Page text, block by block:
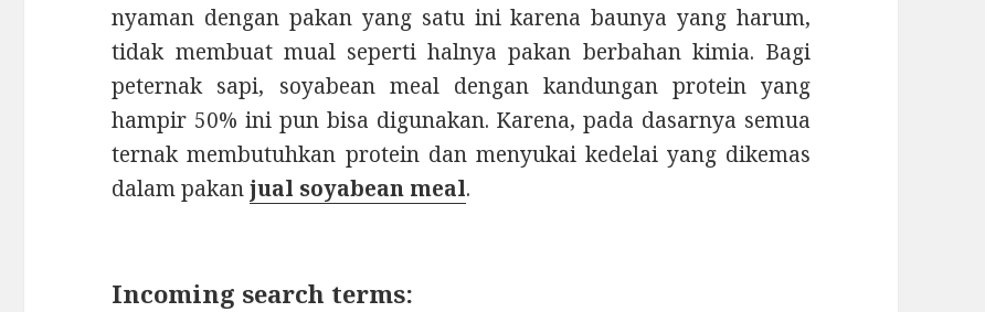
nyaman dengan pakan yang satu ini karena baunya yang harum,
tidak membuat mual seperti halnya pakan berbahan kimia. Bagi
peternak sapi, soyabean meal dengan kandungan protein yang
hampir 50% ini pun bisa digunakan. Karena, pada dasarnya semua
ternak membutuhkan protein dan menyukai kedelai yang dikemas
dalam pakanjual soyabean meal.
Incoming search terms: